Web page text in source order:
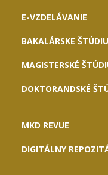
E-VZDELÁVANIE
BAKALÁRSKE
MAGISTERSKÉ
DOKTORANDSKÉ
MKD REVUE
DIGITÁLNY